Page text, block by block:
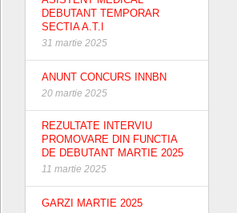
DEBUTANT TEMPORAR
SECTIA A.T.I
31 martie 2025
ANUNT CONCURS INNBN
20 martie 2025
REZULTATE INTERVIU
PROMOVARE DIN FUNCTIA
DE DEBUTANT MARTIE 2025
11 martie 2025
GARZI MARTIE 2025